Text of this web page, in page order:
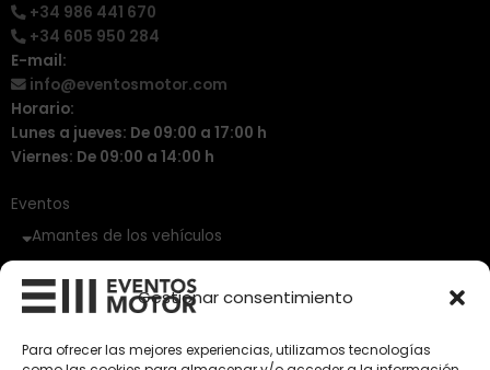
Gestionar consentimiento
Para ofrecer las mejores experiencias, utilizamos tecnologías
+34 986 441 670
+34 605 950 284
E-mail:
info@eventosmotor.com
Horario:
Lunes a jueves: De 09:00 a 17:00 h
Viernes: De 09:00 a 14:00 h
Eventos
Amantes de los vehículos
Vehículos Clásicos